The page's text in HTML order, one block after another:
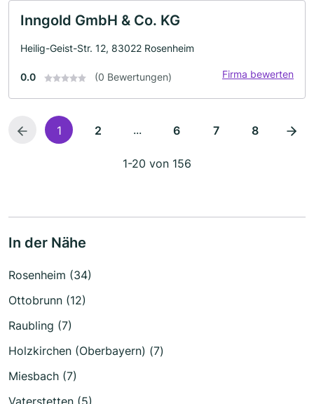
Inngold GmbH & Co. KG
Heilig-Geist-Str. 12, 83022 Rosenheim
0.0 (0 Bewertungen) Firma bewerten
1 2 ... 6 7 8
1-20 von 156
In der Nähe
Rosenheim (34)
Ottobrunn (12)
Raubling (7)
Holzkirchen (Oberbayern) (7)
Miesbach (7)
Vaterstetten (5)